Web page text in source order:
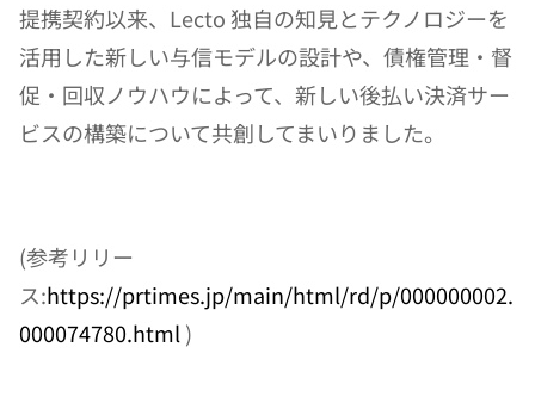
提携契約以来、Lecto 独自の知見とテクノロジーを
活用した新しい与信モデルの設計や、債権管理・督
促・回収ノウハウによって、新しい後払い決済サー
ビスの構築について共創してまいりました。
(参考リリー
ス:https://prtimes.jp/main/html/rd/p/000000002.
000074780.html )